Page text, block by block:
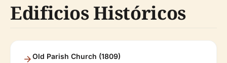
Edificios Históricos
Old Parish Church (1809)